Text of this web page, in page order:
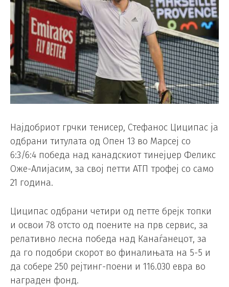
Најдобриот грчки тенисер, Стефанос Циципас ја
одбрани титулата од Опен 13 во Марсеј со
6:3/6:4 победа над канадскиот тинејџер Феликс
Оже-Алијасим, за свој петти АТП трофеј со само
21 година.
Циципас одбрани четири од петте брејк топки
и освои 78 отсто од поените на прв сервис, за
релативно лесна победа над Канаѓанецот, за
да го подобри скорот во финалињата на 5-5 и
да собере 250 рејтинг-поени и 116.030 евра во
награден фонд.